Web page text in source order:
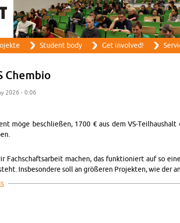
Stu­dent body Get in­volved!
Chem­bio
2026 - 0:06
möge beschließen, 1700 € aus dem VS-
Fach­schaft­sar­beit machen, das funk­tion­iert auf so
Ins­beson­dere soll an größeren Pro­jek­ten, wie der